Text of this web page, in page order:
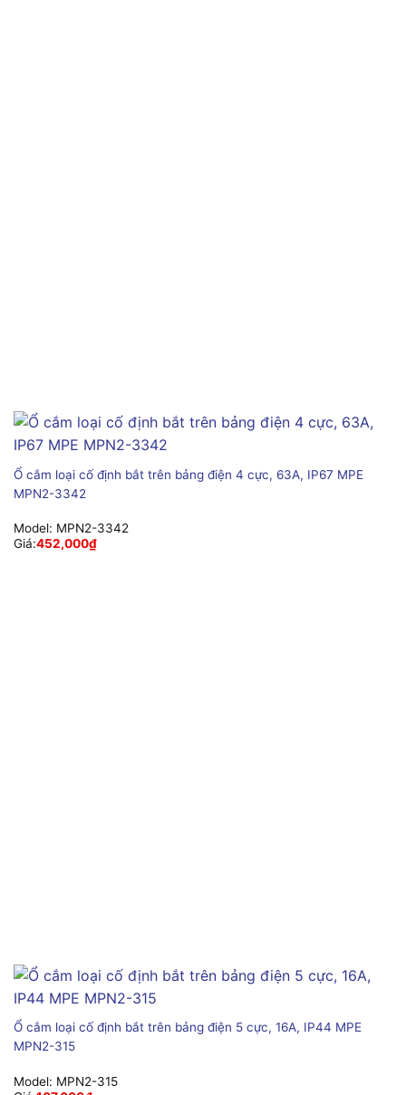
Ổ cắm loại cố định bắt trên bảng điện 4 cực, 63A, IP67 MPE
MPN2-3342
Model: MPN2-3342
Giá:452,000₫
Ổ cắm loại cố định bắt trên bảng điện 5 cực, 16A, IP44 MPE
MPN2-315
Model: MPN2-315